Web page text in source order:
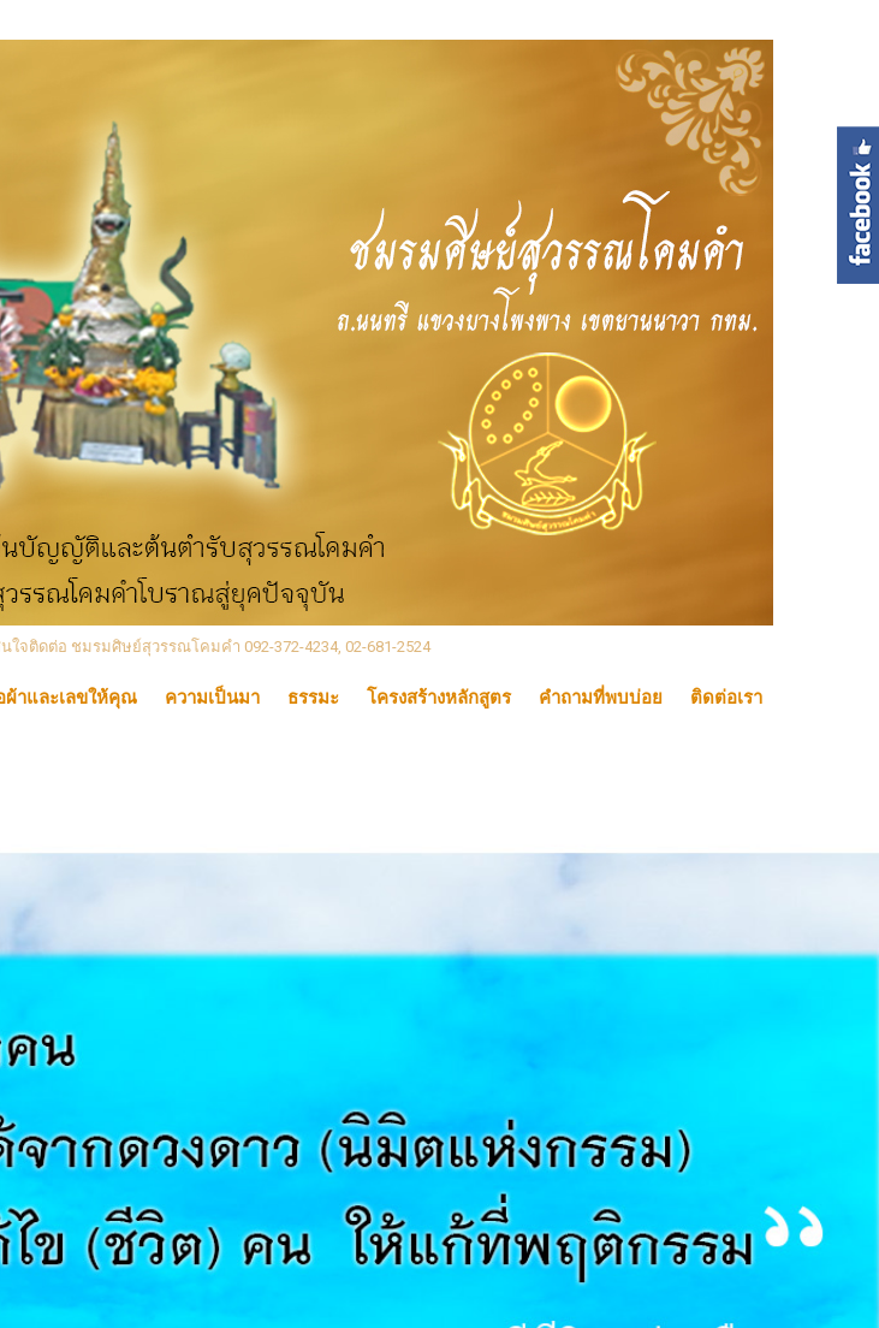
จติดต่อ ชมรมศิษย์สุวรรณโคมคำ 092-372-4234, 02-681-2524
ผ้าและเลขให้คุณ ความเป็นมา ธรรมะ โครงสร้างหลักสูตร คำถามที่พบบ่อย ติดต่อเรา